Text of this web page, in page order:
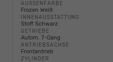
AUSSENFARBE
Frozen Weiß
INNENAUSSTATTUNG
Stoff Schwarz
GETRIEBE
Autom. 7-Gang
ANTRIEBSACHSE
Frontantrieb
ZYLINDER